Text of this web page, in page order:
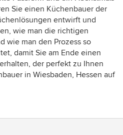
Sie einen Küchenbauer der
entwirft und
wie man die richtigen
wie man den Prozess so
damit Sie am Ende einen
der perfekt zu Ihnen
in Wiesbaden, Hessen auf